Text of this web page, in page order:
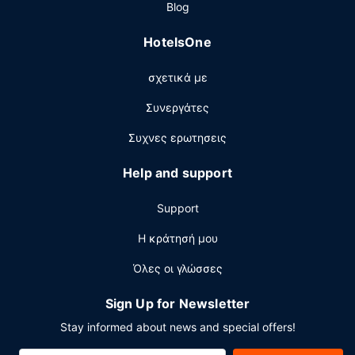
Στις σημαντικές παροχές περιλαμβάνονται
πωλητής. Στους χώρους μας θα βρείτε δωρεάν
Blog
HotelsOne
σχετικά με
Συνεργάτες
Συχνες ερωτησεις
Help and support
Support
Η κράτησή μου
Όλες οι γλώσσες
Sign Up for Newsletter
Stay informed about news and special offers!